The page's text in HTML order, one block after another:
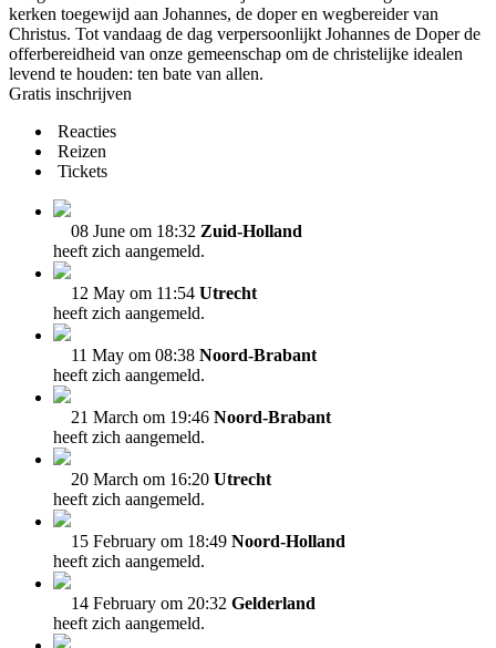
kerken toegewijd aan Johannes, de doper en wegbereider van
Christus. Tot vandaag de dag verpersoonlijkt Johannes de Doper de
offerbereidheid van onze gemeenschap om de christelijke idealen
levend te houden: ten bate van allen.
Gratis inschrijven
Reacties
Reizen
Tickets
08 June om 18:32 Zuid-Holland
heeft zich aangemeld.
12 May om 11:54 Utrecht
heeft zich aangemeld.
11 May om 08:38 Noord-Brabant
heeft zich aangemeld.
21 March om 19:46 Noord-Brabant
heeft zich aangemeld.
20 March om 16:20 Utrecht
heeft zich aangemeld.
15 February om 18:49 Noord-Holland
heeft zich aangemeld.
14 February om 20:32 Gelderland
heeft zich aangemeld.